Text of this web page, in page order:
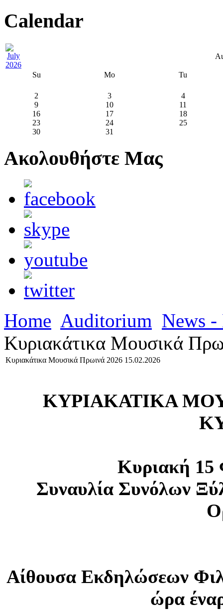
Calendar
Su Mo Tu
2 3
4
9
10
11
16
17
18
23
24
25
30
31
Ακολουθήστε Μας
Home Auditorium News -
Κυριακάτικα Μουσικά
Κυριακάτικα Μουσικά Πρωινά 2026 15.02.2026
ΚΥΡΙΑΚΑΤΙΚΑ
Κυριακή 15
Συναυλία Συνόλων
Αίθουσα Εκδηλώσεων
ώρα